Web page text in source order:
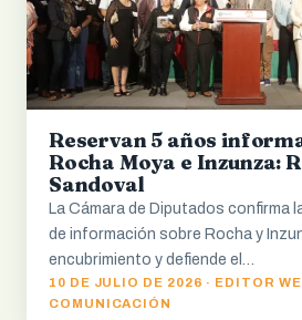
Reservan 5 años
Rocha Moya e Inzunza:
Sandoval
La Cámara de Diputados confirma
de información sobre Rocha y
encubrimiento y defiende el…
10 DE JULIO DE 2026 · EDITOR
COMUNICACIÓN